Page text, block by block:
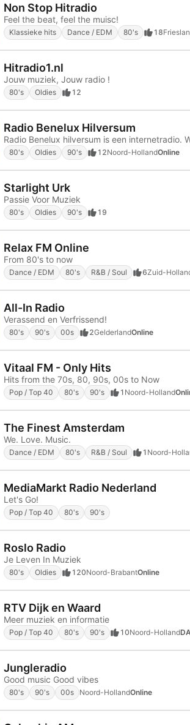
Non Stop Hitradio
Feel the beat, feel the muisc!
Klassieke hits Dance / EDM 80's 18
Hitradio1.nl
Jouw muziek, Jouw radio !
80's Oldies 12
Radio Benelux Hilversum
80's Oldies 90's 12Noord-HollandOnline
Starlight Urk
Passie Voor Muziek
80's Oldies 90's 19
Relax FM Online
From 80's to now
Dance / EDM 80's R&B / Soul 6Zuid-
All-In Radio
Verassend en Verfrissend!
80's 90's 00s 2GelderlandOnline
Vitaal FM - Only Hits
Hits from the 70s, 80, 90s, 00s to Now
Pop / Top 40 80's 90's 1 Noord-Holland
The Finest Amsterdam
We. Love. Music.
Dance / EDM 80's R&B / Soul 1 Noord-
MediaMarkt Radio Nederland
Let's Go!
Pop / Top 40 80's 90's
Roslo Radio
Je Leven In Muziek
80's Oldies 120Noord-BrabantOnline
RTV Dijk en Waard
Meer muziek en informatie
Pop / Top 40 80's 90's 10Noord-Holland
Jungleradio
Good music Good vibes
80's 90's 00s Noord-HollandOnline